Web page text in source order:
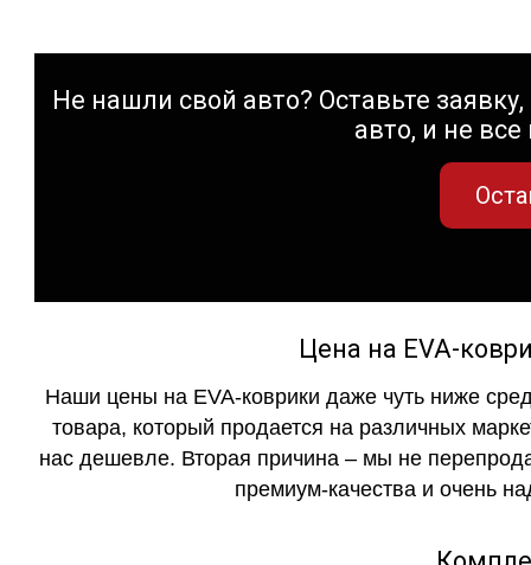
Не нашли свой авто? Оставьте
авто, и не все
Цена на EVA-
Наши цены на EVA-коврики даже чуть ниже
товара, который продается на различных
нас дешевле. Вторая причина – мы не
премиум-качества и очень